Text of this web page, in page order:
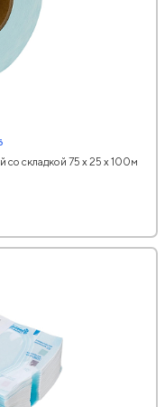
складкой 75 х 25 х 100м